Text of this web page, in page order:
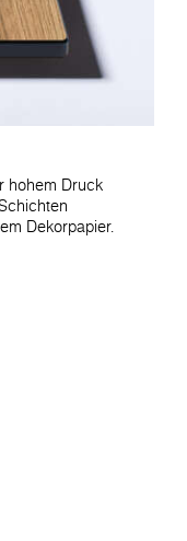
hohem Druck
Dekorpapier.